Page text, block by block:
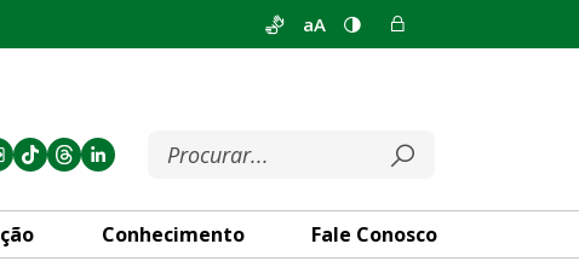
aA
Conhecimento Fale Conosco